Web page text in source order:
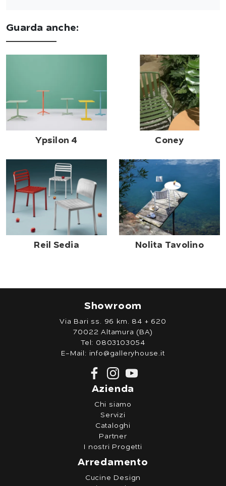
Guarda anche:
Ypsilon 4 Coney
Reil Sedia Nolita Tavolino
Showroom
Via Bari ss. 96 km. 84 + 620
70022 Altamura (BA)
Tel: 0803103054
E-Mail: info@galleryhouse.it
Azienda
Chi siamo
Servizi
Cataloghi
Partner
I nostri Progetti
Arredamento
Cucine Design